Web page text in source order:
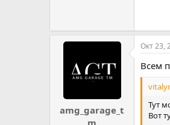
amg_garage_t
m
Окт 23,
Всем
Тут
Вот